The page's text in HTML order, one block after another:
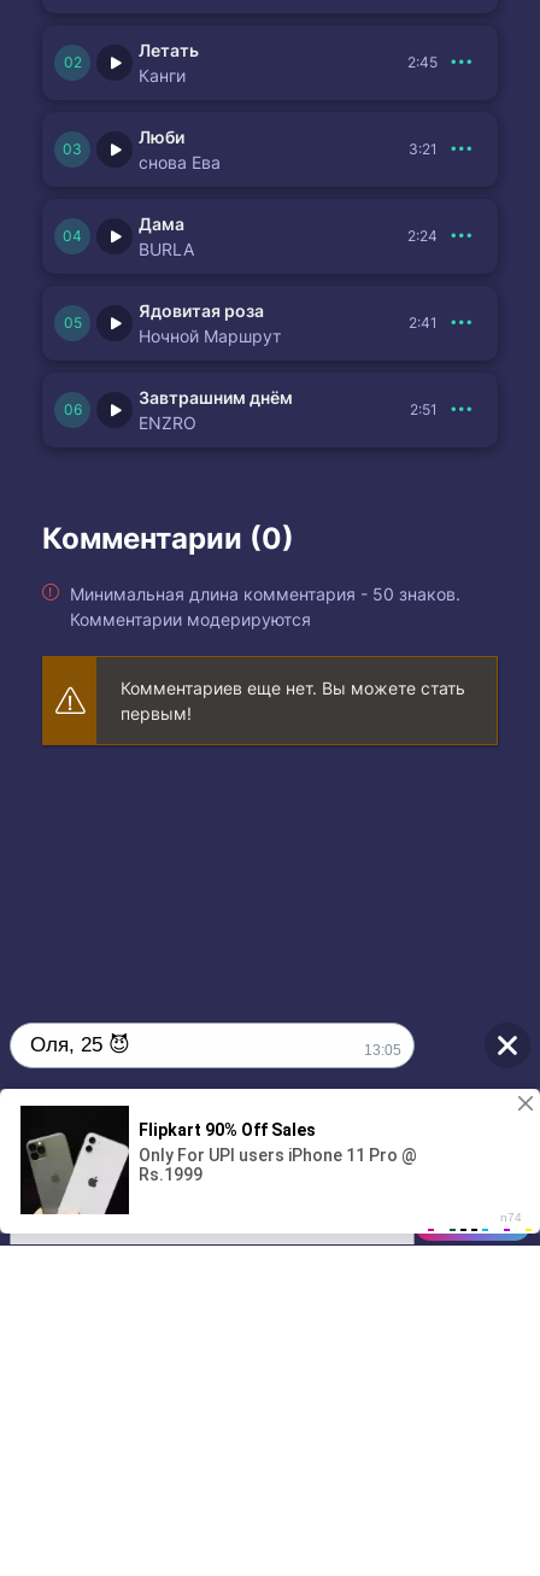
Летать
Канги
2:45
Люби
снова Ева
3:21
Дама
BURLA
2:24
Ядовитая роза
Ночной Маршрут
2:41
Завтрашним днём
ENZRO
2:51
Комментарии (0)
Минимальная длина комментария - 50 знаков.
Комментарии модерируются
Комментариев еще нет. Вы можете стать
первым!
01/07
00:00
Оля, 25 😈 13:05
Без обязательств и лишних слов,
только сегодня 💦
13:05
1